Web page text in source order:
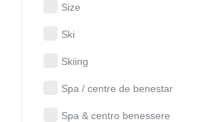
Size
Ski
Skiing
Spa / centre de benestar
Spa & centro benessere